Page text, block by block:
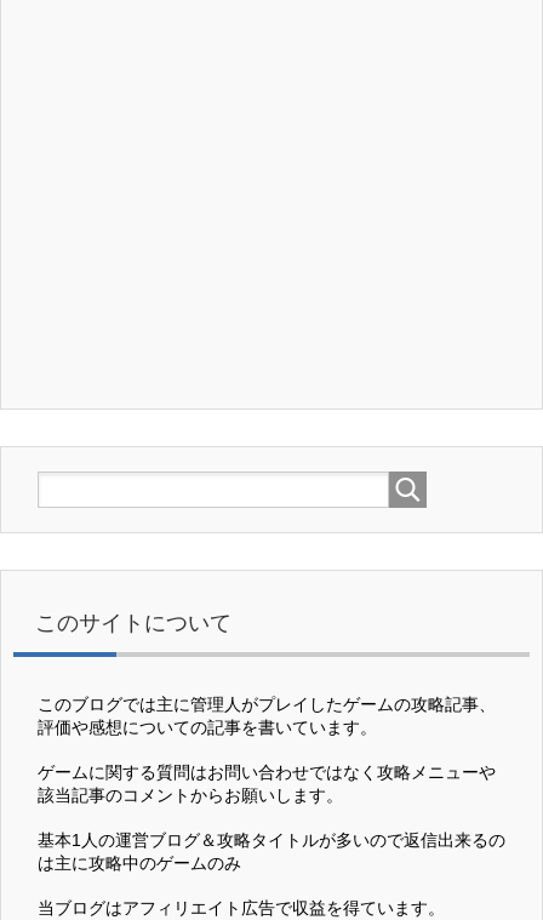
このサイトについて
このブログでは主に管理人がプレイしたゲームの攻略記事、
評価や感想についての記事を書いています。
ゲームに関する質問はお問い合わせではなく攻略メニューや
該当記事のコメントからお願いします。
基本1人の運営ブログ＆攻略タイトルが多いので返信出来るの
は主に攻略中のゲームのみ
当ブログはアフィリエイト広告で収益を得ています。